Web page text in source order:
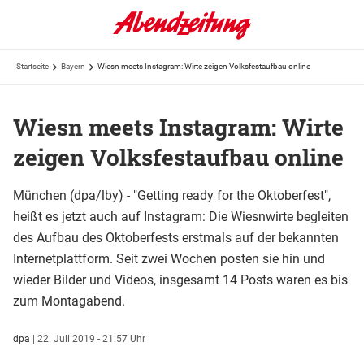
Startseite Bayern Wiesn meets Instagram: Wirte zeigen Volksfestaufbau online
Wiesn meets Instagram: Wirte
zeigen Volksfestaufbau online
München (dpa/lby) - "Getting ready for the Oktoberfest",
heißt es jetzt auch auf Instagram: Die Wiesnwirte begleiten
des Aufbau des Oktoberfests erstmals auf der bekannten
Internetplattform. Seit zwei Wochen posten sie hin und
wieder Bilder und Videos, insgesamt 14 Posts waren es bis
zum Montagabend.
dpa | 22. Juli 2019 - 21:57 Uhr